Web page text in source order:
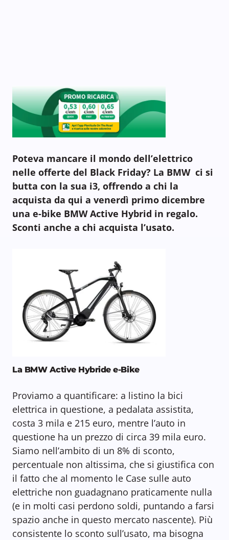
Poteva mancare il mondo dell’elettrico
nelle offerte del Black Friday? La BMW ci si
butta con la sua i3, offrendo a chi la
acquista da qui a venerdì primo dicembre
una e-bike BMW Active Hybrid in regalo.
Sconti anche a chi acquista l’usato.
La BMW Active Hybride e-Bike
Proviamo a quantificare: a listino la bici
elettrica in questione, a pedalata assistita,
costa 3 mila e 215 euro, mentre l’auto in
questione ha un prezzo di circa 39 mila euro.
Siamo nell’ambito di un 8% di sconto,
percentuale non altissima, che si giustifica con
il fatto che al momento le Case sulle auto
elettriche non guadagnano praticamente nulla
(e in molti casi perdono soldi, puntando a farsi
spazio anche in questo mercato nascente). Più
consistente lo sconto sull’usato, ma bisogna